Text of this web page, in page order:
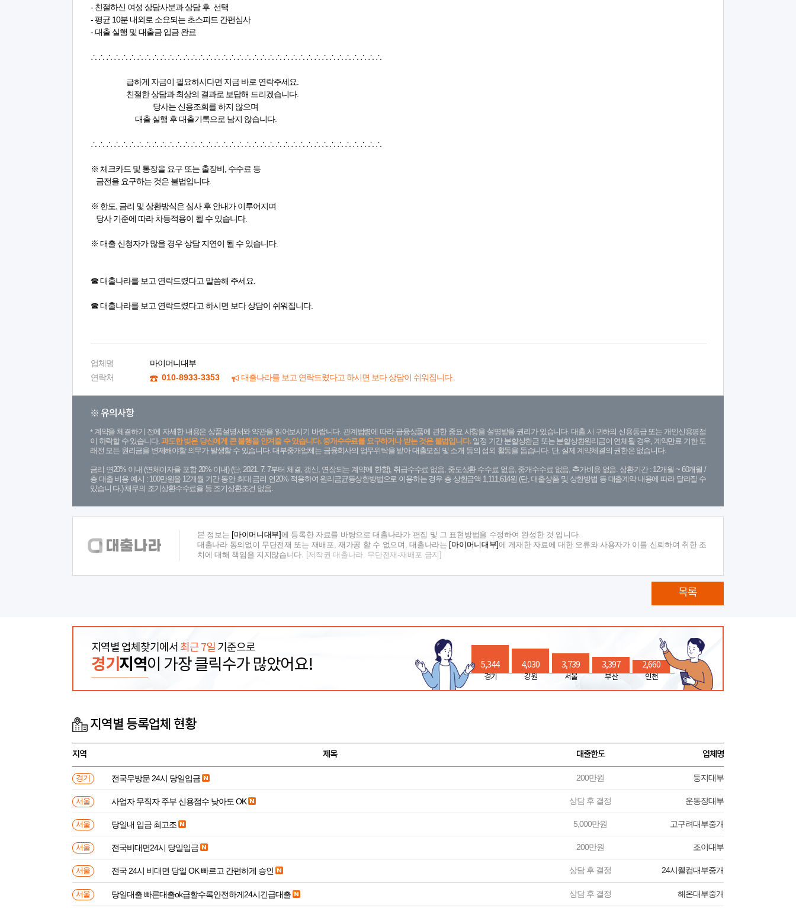
- 친절하신 여성 상담사분과 상담 후 선택
- 평균 10분 내외로 소요되는 초스피드 간편심사
- 대출 실행 및 대출금 입금 완료
∴ ∴ ∴ ∴ ∴ ∴ ∴ ∴ ∴ ∴ ∴ ∴ ∴ ∴ ∴ ∴ ∴ ∴ ∴ ∴ ∴ ∴ ∴ ∴ ∴ ∴ ∴ ∴ ∴ ∴ ∴ ∴ ∴ ∴ ∴ ∴ ∴ ∴
급하게 자금이 필요하시다면 지금 바로 연락주세요.
친절한 상담과 최상의 결과로 보답해 드리겠습니다.
당사는 신용조회를 하지 않으며
대출 실행 후 대출기록으로 남지 않습니다.
∴ ∴ ∴ ∴ ∴ ∴ ∴ ∴ ∴ ∴ ∴ ∴ ∴ ∴ ∴ ∴ ∴ ∴ ∴ ∴ ∴ ∴ ∴ ∴ ∴ ∴ ∴ ∴ ∴ ∴ ∴ ∴ ∴ ∴ ∴ ∴ ∴ ∴
※ 체크카드 및 통장을 요구 또는 출장비, 수수료 등
금전을 요구하는 것은 불법입니다.
※ 한도, 금리 및 상환방식은 심사 후 안내가 이루어지며
당사 기준에 따라 차등적용이 될 수 있습니다.
※ 대출 신청자가 많을 경우 상담 지연이 될 수 있습니다.
☎ 대출나라를 보고 연락드렸다고 말씀해 주세요.
☎ 대출나라를 보고 연락드렸다고 하시면 보다 상담이 쉬워집니다.
업체명
마이머니대부
연락처
010-8933-3353 대출나라를 보고 연락드렸다고 하시면 보다 상담이 쉬워집니다.
※ 유의사항
계약을 체결하기 전에 자세한 내용은 상품설명서와 약관을 읽어보시기 바랍니다. 관계법령에 따라 금융상품에 관한 중요 사항을 설명받을 권리가 있습니다. 대출 시 귀하의 신용등급 또는 개인신용평점
이 하락할 수 있습니다.과도한 빚은 당신에게 큰 불행을 안겨줄 수 있습니다. 중개수수료를 요구하거나 받는 것은 불법입니다.일정 기간 분할상환금 또는 분할상환원리금이 연체될 경우, 계약만료 기한 도
래전 모든 원리금을 변제해야할 의무가 발생할 수 있습니다. 대부중개업체는 금융회사의 업무위탁을 받아 대출모집 및 소개 등의 섭외 활동을 돕습니다. 단, 실제 계약체결의 권한은 없습니다.
금리 연20% 이내 (연체이자율 포함 20% 이내) (단, 2021. 7. 7부터 체결, 갱신, 연장되는 계약에 한함), 취급수수료 없음, 중도상환 수수료 없음, 중개수수료 없음, 추가비용 없음. 상환기간 : 12개월 ~ 60개월 /
총 대출 비용 예시 : 100만원을 12개월 기간 동안 최대 금리 연20% 적용하여 원리금균등상환방법으로 이용하는 경우 총 상환금액 1,111,614원 (단, 대출상품 및 상환방법 등 대출계약 내용에 따라 달라질 수
있습니 다.) 채무의 조기상환수수료율 등 조기상환조건 없음.
본 정보는 [마이머니대부] 에 등록한 자료를 바탕으로 대출나라가 편집 및 그 표현방법을 수정하여 완성한 것 입니다.
대출나라 동의없이 무단전재 또는 재배포, 재가공 할 수 없으며, 대출나라는
[마이머니대부]에 게재한 자료에 대한 오류와 사용자가 이를 신뢰하여 취한 조
치에 대해 책임을 지지않습니다.
[저작권 대출나라. 무단전재-재배포 금지]
목록
지역별 업체찾기에서 최근 7일 기준으로
경기 지역이 가장 클릭수가 많았어요! 5,344
경기
4,030
강원
3,739
서울
3,397
부산
2,660
인천
지역별 등록업체 현황
지역 제목 대출한도 업체명
경기 전국무방문 24시 당일입금 200만원 둥지대부
서울 사업자 무직자 주부 신용점수 낮아도 OK 상담 후 결정 운동장대부
서울 당일내 입금 최고조 5,000만원 고구려대부중개
서울 전국비대면24시 당일입금 200만원 조이대부
서울 전국 24시 비대면 당일 OK 빠르고 간편하게 승인 상담 후 결정 24시웰컴대부중개
서울 당일대출 빠른대출ok급할수록안전하게24시긴급대출 상담 후 결정 해온대부중개